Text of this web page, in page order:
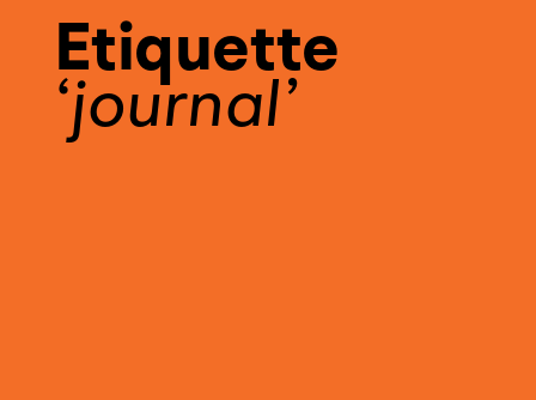
Etiquette
journal